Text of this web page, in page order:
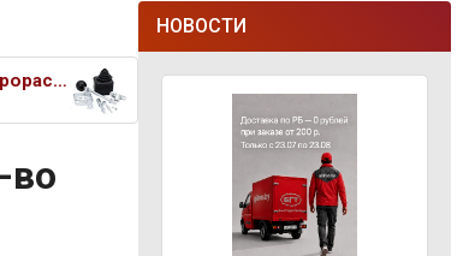
Джойстик гидрораспределителя J
во
НОВОСТИ